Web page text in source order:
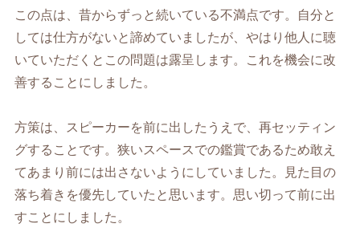
この点は、昔からずっと続いている不満点です。自分と
しては仕方がないと諦めていましたが、やはり他人に聴
いていただくとこの問題は露呈します。これを機会に改
善することにしました。
方策は、スピーカーを前に出したうえで、再セッティン
グすることです。狭いスペースでの鑑賞であるため敢え
てあまり前には出さないようにしていました。見た目の
落ち着きを優先していたと思います。思い切って前に出
すことにしました。